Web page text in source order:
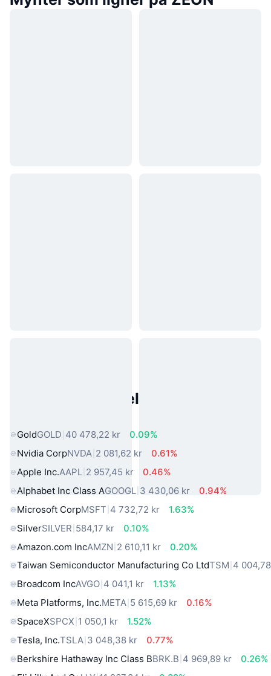
Populære eiendeler fra den
GoldGOLD 40 478,22 kr
0.09%
Nvidia CorpNVDA 2 081,62 kr
0.61%
Apple Inc.AAPL 2 957,45 kr
0.46%
Alphabet Inc Class AGOOGL 3 430,06 kr
0.94%
Microsoft CorpMSFT 4 732,72 kr
1.63%
SilverSILVER 584,17 kr
0.10%
Amazon.com IncAMZN 2 610,11 kr
0.20%
Taiwan Semiconductor Manufacturing Co LtdTSM 4
Broadcom IncAVGO 4 041,1 kr
1.13%
Meta Platforms, Inc.META 5 615,69 kr
0.16%
SpaceXSPCX 1 050,1 kr
1.52%
Tesla, Inc.TSLA 3 048,38 kr
0.77%
Berkshire Hathaway Inc Class BBRK.B 4 969,89 kr
0.26%